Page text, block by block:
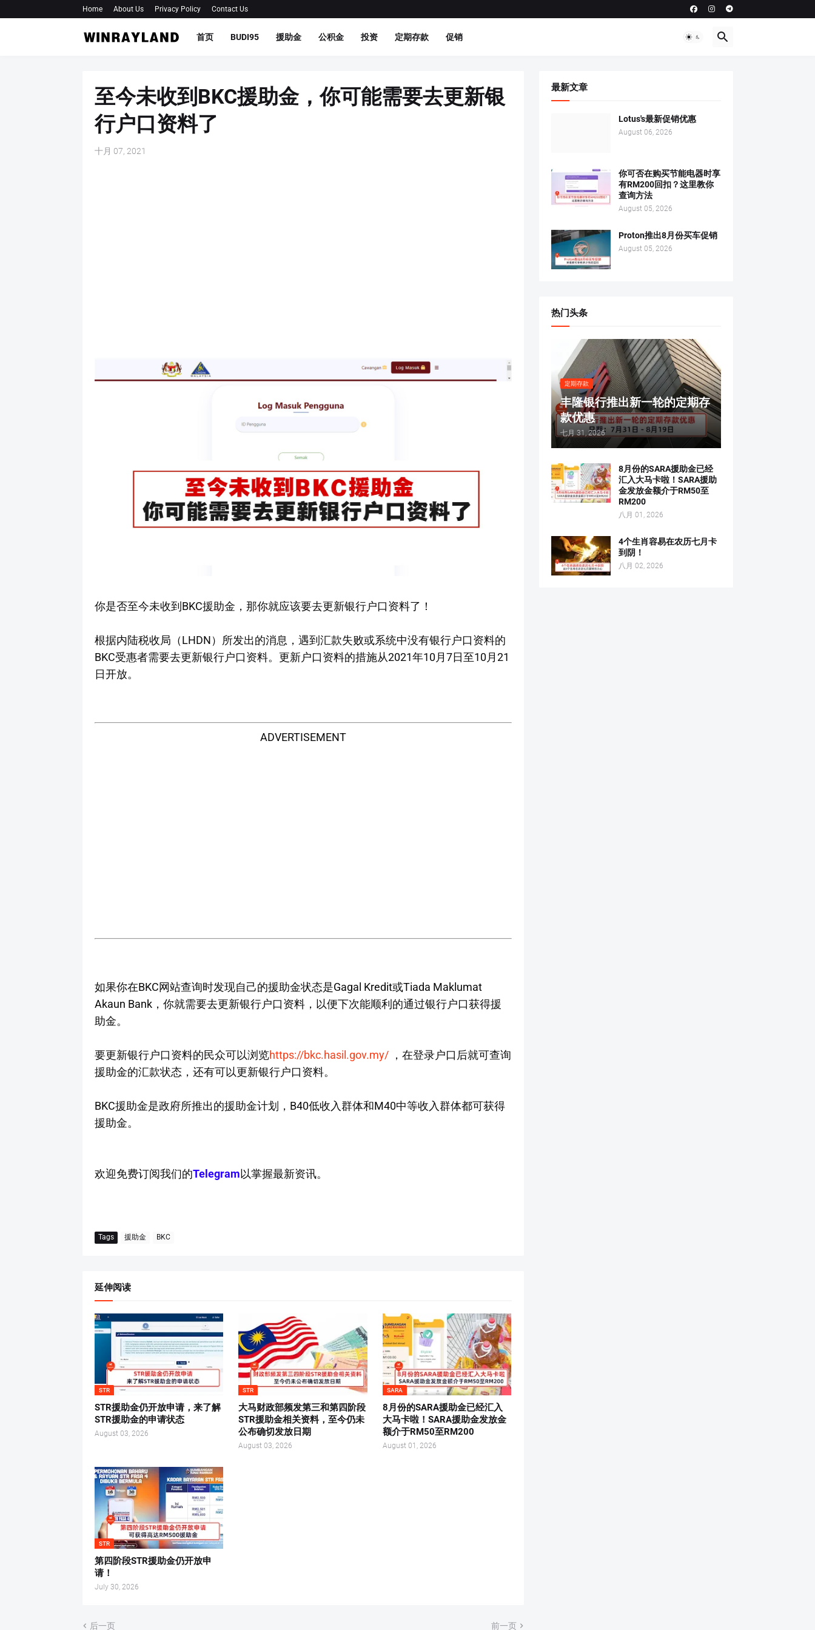
Home About Us Privacy Policy Contact Us
首页 BUDI95 援助金 公积金 投资 定期存款 促销
至今未收到BKC援助金，你可能需要去更新银
行户口资料了
十月 07, 2021
你是否至今未收到BKC援助金，那你就应该要去更新银行户口资料了！
根据内陆税收局（LHDN）所发出的消息，遇到汇款失败或系统中没有银行户口资料的
BKC受惠者需要去更新银行户口资料。更新户口资料的措施从2021年10月7日至10月21
日开放。
ADVERTISEMENT
如果你在BKC网站查询时发现自己的援助金状态是Gagal Kredit或Tiada Maklumat
Akaun Bank，你就需要去更新银行户口资料，以便下次能顺利的通过银行户口获得援
助金。
要更新银行户口资料的民众可以浏览https://bkc.hasil.gov.my/，在登录户口后就可查询
援助金的汇款状态，还有可以更新银行户口资料。
BKC援助金是政府所推出的援助金计划，B40低收入群体和M40中等收入群体都可获得
援助金。
欢迎免费订阅我们的Telegram以掌握最新资讯。
Tags 援助金 BKC
延伸阅读
STR
STR援助金仍开放申请，来了解
STR援助金的申请状态
August 03, 2026
STR
大马财政部频发第三和第四阶段
STR援助金相关资料，至今仍未
公布确切发放日期
August 03, 2026
SARA
8月份的SARA援助金已经汇入
大马卡啦！SARA援助金发放金
额介于RM50至RM200
August 01, 2026
STR
第四阶段STR援助金仍开放申
请！
July 30, 2026
后一页 前一页
最新文章
Lotus's最新促销优惠
August 06, 2026
你可否在购买节能电器时享
有RM200回扣？这里教你
查询方法
August 05, 2026
Proton推出8月份买车促销
August 05, 2026
热门头条
定期存款
丰隆银行推出新一轮的定期存
款优惠
七月 31, 2026
8月份的SARA援助金已经
汇入大马卡啦！SARA援助
金发放金额介于RM50至
RM200
八月 01, 2026
4个生肖容易在农历七月卡
到阴！
八月 02, 2026